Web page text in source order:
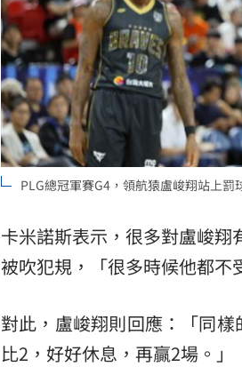
PLG總冠軍賽G4，領航猿盧峻翔站上罰
卡米諾斯表示，很多對盧峻
被吹犯規，「很多時候他都不
對此，盧峻翔則回應：「同
比2，好好休息，再贏2場。」